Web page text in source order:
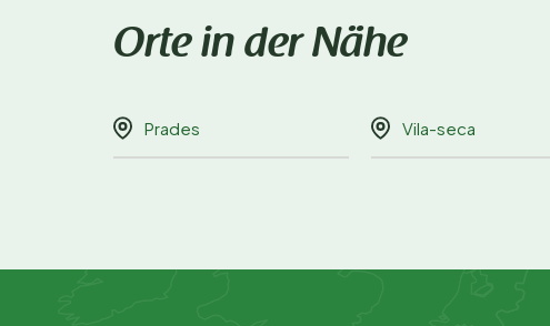
Orte in der Nähe
Prades Vila-seca